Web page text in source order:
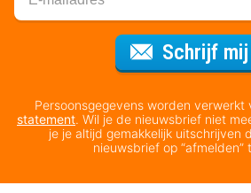
Schrijf
Persoonsgegevens worden verwerkt
statement. Wil je de nieuwsbrief niet
je je altijd gemakkelijk uitschrijven
nieuwsbrief op “afmelden”